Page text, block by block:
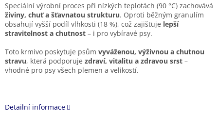
Speciální výrobní proces při nízkých teplotách (90 °C) zachovává
živiny, chuť a šťavnatou strukturu. Oproti běžným granulím
obsahují vyšší podíl vlhkosti (18 %), což zajišťuje lepší
stravitelnost a chutnost – i pro vybíravé psy.
Toto krmivo poskytuje psům vyváženou, výživnou a chutnou
stravu, která podporuje zdraví, vitalitu a zdravou srst –
vhodné pro psy všech plemen a velikostí.
Detailní informace